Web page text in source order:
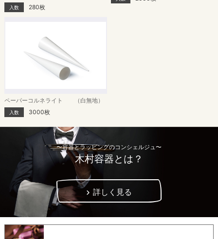
入数 280枚
ペーパーコルネライト （白無地）
入数 3000枚
〜容器とラッピングのコンシェルジュ〜
木村容器とは？
詳しく見る